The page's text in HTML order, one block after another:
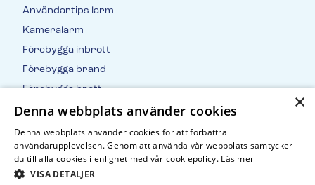
Användartips larm
Kameralarm
Förebygga inbrott
Förebygga brand
Förebygga brott
Inbrottsstatistik
×
Denna webbplats använder cookies
Denna webbplats använder cookies för att förbättra
användarupplevelsen. Genom att använda vår webbplats samtycker
du till alla cookies i enlighet med vår cookiepolicy. Läs mer
VISA DETALJER